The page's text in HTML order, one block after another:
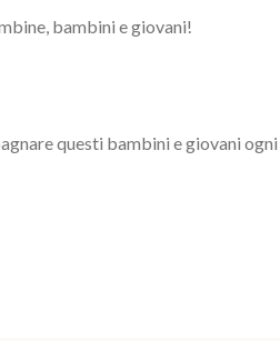
bambini e giovani!
questi bambini e giovani ogni